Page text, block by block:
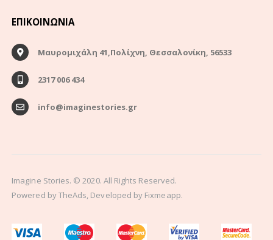
ΕΠΙΚΟΙΝΩΝΊΑ
Μαυρομιχάλη 41,Πολίχνη, Θεσσαλονίκη, 56533
2317 006 434
info@imaginestories.gr
Imagine Stories. © 2020. All Rights Reserved.
Powered byTheAds, Developed by Fixmeapp.